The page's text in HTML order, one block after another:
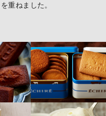
重ねました。